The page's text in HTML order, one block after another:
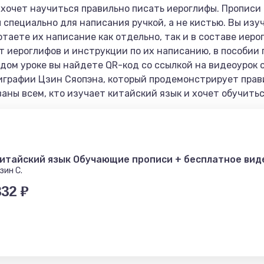
научиться правильно писать иероглифы.
для написания ручкой, а не кистью. Вы
их написание как отдельно, так и в составе
иероглифов и инструкции по их написанию, в
уроке вы найдете QR-код со ссылкой на видеоурок
Цзин Сяопэна, который продемонстрирует
всем, кто изучает китайский язык и хочет
язык Обучающие прописи + бесплатное
С.
₽